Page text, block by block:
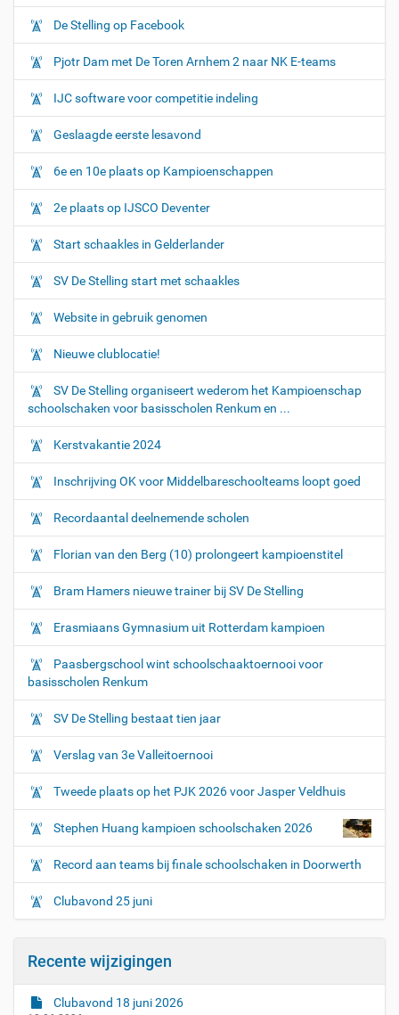
De Stelling op Facebook
Pjotr Dam met De Toren Arnhem 2 naar NK E-teams
IJC software voor competitie indeling
Geslaagde eerste lesavond
6e en 10e plaats op Kampioenschappen
2e plaats op IJSCO Deventer
Start schaakles in Gelderlander
SV De Stelling start met schaakles
Website in gebruik genomen
Nieuwe clublocatie!
SV De Stelling organiseert wederom het Kampioenschap
schoolschaken voor basisscholen Renkum en ...
Kerstvakantie 2024
Inschrijving OK voor Middelbareschoolteams loopt goed
Recordaantal deelnemende scholen
Florian van den Berg (10) prolongeert kampioenstitel
Bram Hamers nieuwe trainer bij SV De Stelling
Erasmiaans Gymnasium uit Rotterdam kampioen
Paasbergschool wint schoolschaaktoernooi voor
basisscholen Renkum
SV De Stelling bestaat tien jaar
Verslag van 3e Valleitoernooi
Tweede plaats op het PJK 2026 voor Jasper Veldhuis
Stephen Huang kampioen schoolschaken 2026
Record aan teams bij finale schoolschaken in Doorwerth
Clubavond 25 juni
Recente wijzigingen
Clubavond 18 juni 2026